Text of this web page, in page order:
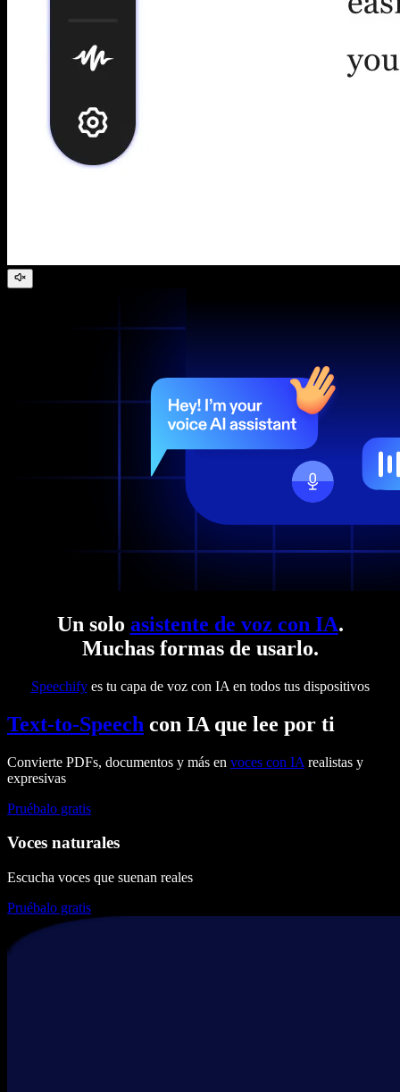
Un solo asistente de voz con IA.
Muchas formas de usarlo.
Speechifyes tu capa de voz con IA en todos tus dispositivos
Text-to-Speech con IA que lee por ti
Convierte PDFs, documentos y más en voces con IA realistas y
expresivas
Pruébalo gratis
Voces naturales
Escucha voces que suenan reales
Pruébalo gratis